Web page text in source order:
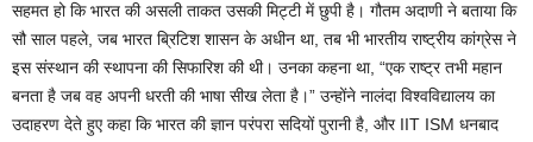
सहमत हो कि भारत की असली ताकत उसकी मिट्टी में छुपी है। गौतम अदाणी ने बताया कि
सौ साल पहले, जब भारत ब्रिटिश शासन के अधीन था, तब भी भारतीय राष्ट्रीय कांग्रेस ने
इस संस्थान की स्थापना की सिफारिश की थी। उनका कहना था, “एक राष्ट्र तभी महान
बनता है जब वह अपनी धरती की भाषा सीख लेता है।” उन्होंने नालंदा विश्वविद्यालय का
उदाहरण देते हुए कहा कि भारत की ज्ञान परंपरा सदियों पुरानी है, और IIT ISM धनबाद